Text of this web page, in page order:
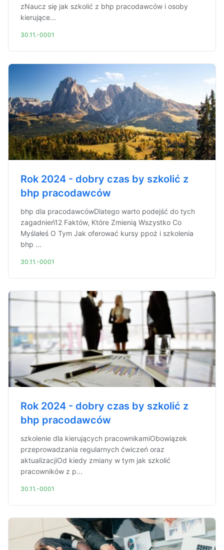
zNaucz się jak szkolić z bhp pracodawców i osoby
kierujące...
30.11.-0001
Rok 2024 - dobry czas by szkolić z
bhp pracodawców
bhp dla pracodawcówDlatego warto podejść do tych
zagadnień12 Faktów, Które Zmienią Wszystko Co
Myślałeś O Tym Jak oferować kursy ppoż i szkolenia
bhp ...
30.11.-0001
Rok 2024 - dobry czas by szkolić z
bhp pracodawców
szkolenie dla kierujących pracownikamiObowiązek
przeprowadzania regularnych ćwiczeń oraz
aktualizacjiOd kiedy zmiany w tym jak szkolić
pracowników z p...
30.11.-0001